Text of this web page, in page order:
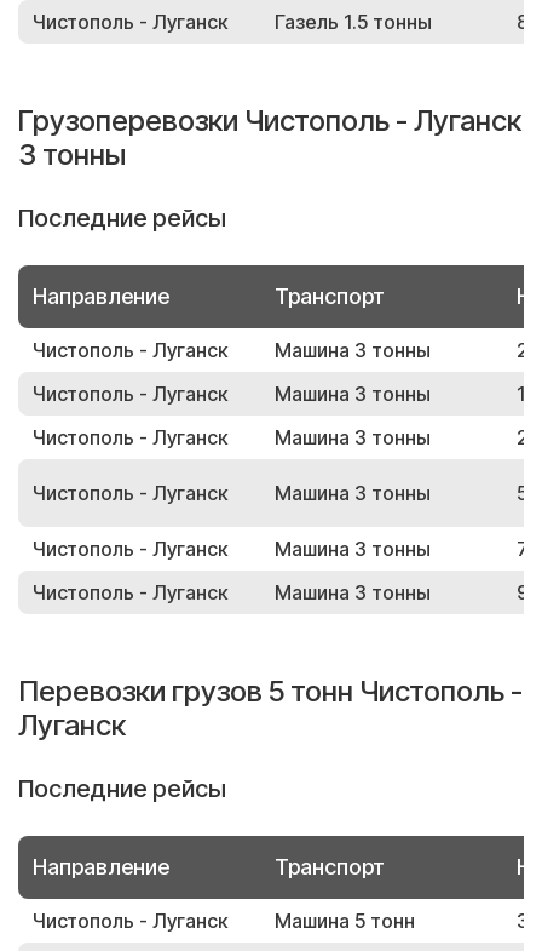
Чистополь - Луганск
Газель 1.5 тонны
Грузоперевозки Чистополь - Луганск
3 тонны
Последние рейсы
Направление Транспорт
Чистополь - Луганск Машина 3 тонны
Чистополь - Луганск
Машина 3 тонны
Чистополь - Луганск
Машина 3 тонны
Чистополь - Луганск Машина 3 тонны
Чистополь - Луганск Машина 3 тонны
Чистополь - Луганск
Машина 3 тонны
Перевозки грузов 5 тонн Чистополь -
Луганск
Последние рейсы
Направление Транспорт
Чистополь - Луганск Машина 5 тонн